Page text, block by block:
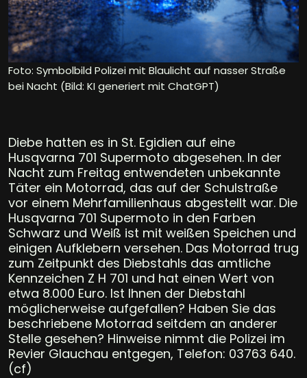
Foto: Symbolbild Polizei mit Blaulicht auf nasser Straße
bei Nacht (Bild: KI generiert mit ChatGPT)
Diebe hatten es in St. Egidien auf eine
Husqvarna 701 Supermoto abgesehen. In der
Nacht zum Freitag entwendeten unbekannte
Täter ein Motorrad, das auf der Schulstraße
vor einem Mehrfamilienhaus abgestellt war. Die
Husqvarna 701 Supermoto in den Farben
Schwarz und Weiß ist mit weißen Speichen und
einigen Aufklebern versehen. Das Motorrad trug
zum Zeitpunkt des Diebstahls das amtliche
Kennzeichen Z H 701 und hat einen Wert von
etwa 8.000 Euro. Ist Ihnen der Diebstahl
möglicherweise aufgefallen? Haben Sie das
beschriebene Motorrad seitdem an anderer
Stelle gesehen? Hinweise nimmt die Polizei im
Revier Glauchau entgegen, Telefon: 03763 640.
(cf)